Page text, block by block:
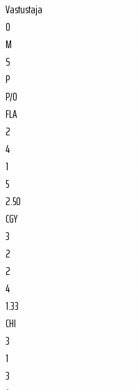
Vastustaja
O
M
S
P
P/O
FLA
2
4
1
5
2.50
CGY
3
2
2
4
1.33
CHI
3
1
3